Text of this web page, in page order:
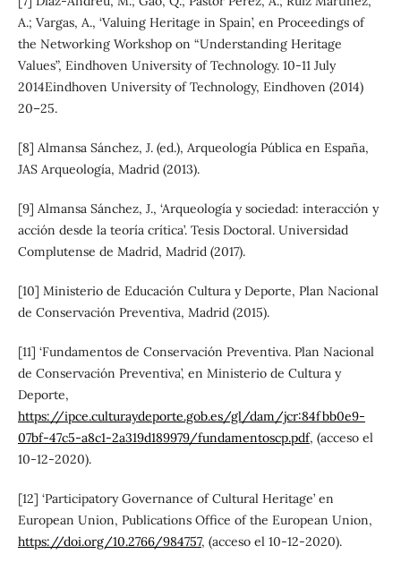
A.; Vargas, A., ‘Valuing Heritage in Spain’, en Proceedings of
the Networking Workshop on “Understanding Heritage
Values”, Eindhoven University of Technology. 10-11 July
2014Eindhoven University of Technology, Eindhoven (2014)
20–25.
[8] Almansa Sánchez, J. (ed.), Arqueología Pública en España,
JAS Arqueología, Madrid (2013).
[9] Almansa Sánchez, J., ‘Arqueología y sociedad: interacción y
acción desde la teoría crítica’. Tesis Doctoral. Universidad
Complutense de Madrid, Madrid (2017).
[10] Ministerio de Educación Cultura y Deporte, Plan Nacional
de Conservación Preventiva, Madrid (2015).
[11] ‘Fundamentos de Conservación Preventiva. Plan Nacional
de Conservación Preventiva’, en Ministerio de Cultura y
Deporte,
https://ipce.culturaydeporte.gob.es/gl/dam/jcr:84fbb0e9-
07bf-47c5-a8c1-2a319d189979/fundamentoscp.pdf, (acceso el
10-12-2020).
[12] ‘Participatory Governance of Cultural Heritage’ en
European Union, Publications Office of the European Union,
https://doi.org/10.2766/984757, (acceso el 10-12-2020).